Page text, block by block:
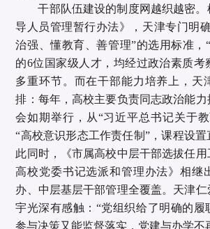
干部队伍建设的制度网越织越密
导人员管理暂行办法》，天津专门明
治强、懂教育、善管理”的选用标准，
的6位国家级人才，均经过政治素质考
多重环节。而在干部能力培养上，天
排：每年，高校主要负责同志政治能
会如期举行，从“习近平总书记关于
“高校意识形态工作责任制”，课程设
此同时，《市属高校中层干部选拔任
高校党委书记选派和管理办法》相继
办、中层基层干部管理全覆盖。天津
宇光深有感触：“党组织给了明确的履
参与决策又能监督落实，党建与办学不